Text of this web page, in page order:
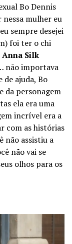
Bo Dennis
nessa mulher eu
sempre desejei
foi ter o chi
Anna Silk
não importava
de ajuda, Bo
da personagem
ela era uma
incrível era a
com as histórias
não assistiu a
não vai se
olhos para os